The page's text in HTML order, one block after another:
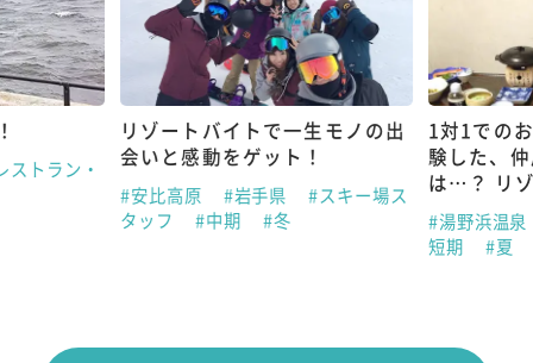
ストラン・
リゾートバイトで一生モノの出
会いと感動をゲット！
#安比高原 #岩手県
#スキー場ス
タッフ
#中期 #冬
1対1での
験した、
は…？ リ
#湯野浜温泉
短期
#夏